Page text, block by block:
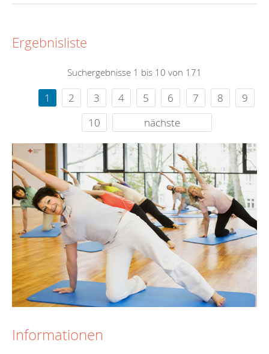
Ergebnisliste
Suchergebnisse 1 bis 10 von 171
1 2 3 4 5 6 7 8
9
10
nächste
Informationen